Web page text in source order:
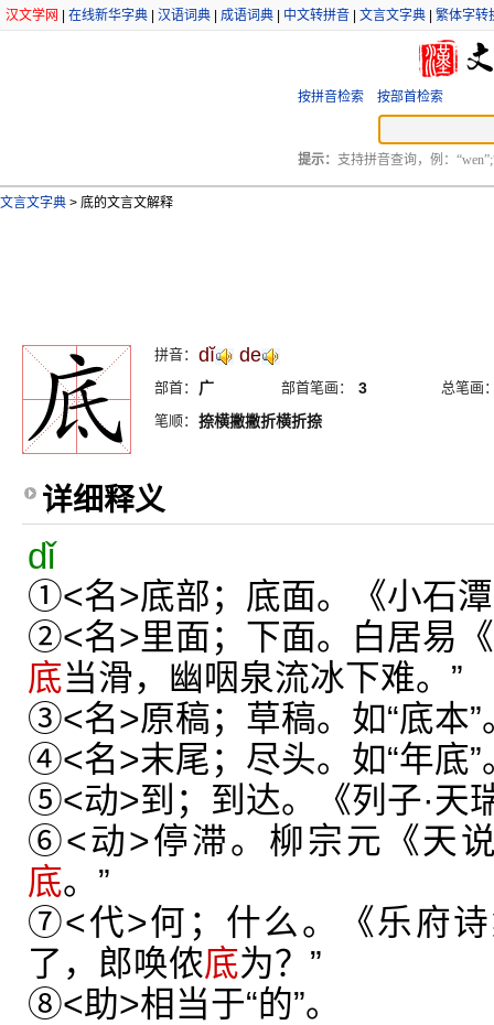
汉文学网 在线新华字典 汉语词典 成语词典 中文转拼音 文言文字典 繁体字转
按拼音检索 按部首检索
提示： 支持拼音查询，例：
文言文字典 > 底的文言文解释
拼音： dĭ de
部首： 广 部首笔画： 3
总笔画
笔顺： 捺横撇撇折横折捺
详细释义
dǐ
①<名>底部；底面。《小石
②<名>里面；下面。白居易
底当滑，幽咽泉流冰下难。”
③<名>原稿；草稿。如“底本”
④<名>末尾；尽头。如“年底”
⑤<动>到；到达。《列子·天
⑥<动>停滞。柳宗元《天
底。”
⑦<代>何；什么。《乐府诗
了，郎唤侬底为？”
⑧<助>相当于“的”。